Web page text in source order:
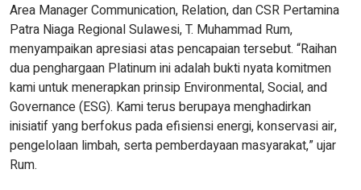
Area Manager Communication, Relation, dan CSR Pertamina
Patra Niaga Regional Sulawesi, T. Muhammad Rum,
menyampaikan apresiasi atas pencapaian tersebut. “Raihan
dua penghargaan Platinum ini adalah bukti nyata komitmen
kami untuk menerapkan prinsip Environmental, Social, and
Governance (ESG). Kami terus berupaya menghadirkan
inisiatif yang berfokus pada efisiensi energi, konservasi air,
pengelolaan limbah, serta pemberdayaan masyarakat,” ujar
Rum.